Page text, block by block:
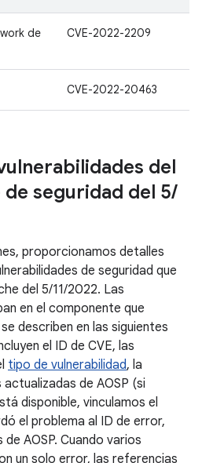
de
CVE-2022-2209
CVE-2022-20463
del
seguridad del 5/
proporcionamos detalles
de seguridad que
del 5/11/2022. Las
en el componente que
describen en las siguientes
el ID de CVE, las
tipo de vulnerabilidad, la
de AOSP (si
disponible, vinculamos el
el problema al ID de error,
AOSP. Cuando varios
un solo error, las referencias